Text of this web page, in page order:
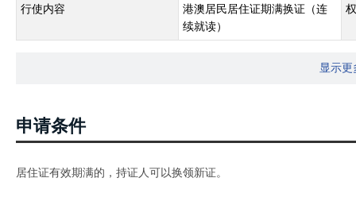
行使内容
港澳居民居住证期满换证（连
续就读）
显示更
申请条件
居住证有效期满的，持证人可以换领新证。